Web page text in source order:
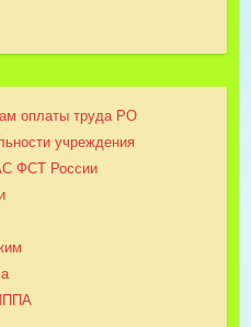
оплаты труда РО
учреждения
ФСТ России